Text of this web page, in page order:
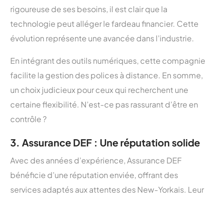
rigoureuse de ses besoins, il est clair que la
technologie peut alléger le fardeau financier. Cette
évolution représente une avancée dans l’industrie.
En intégrant des outils numériques, cette compagnie
facilite la gestion des polices à distance. En somme,
un choix judicieux pour ceux qui recherchent une
certaine flexibilité. N’est-ce pas rassurant d’être en
contrôle ?
3. Assurance DEF : Une réputation solide
Avec des années d’expérience, Assurance DEF
bénéficie d’une réputation enviée, offrant des
services adaptés aux attentes des New-Yorkais. Leur